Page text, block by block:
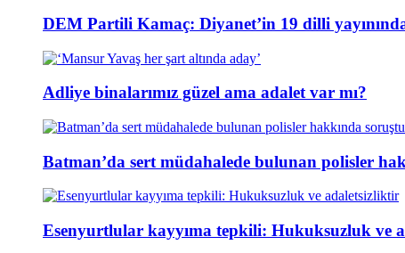
DEM Partili Kamaç: Diyanet’in 19 dilli
Adliye binalarımız güzel ama adalet var mı?
Batman’da sert müdahalede bulunan polisler
Esenyurtlular kayyıma tepkili: Hukuksuzluk ve